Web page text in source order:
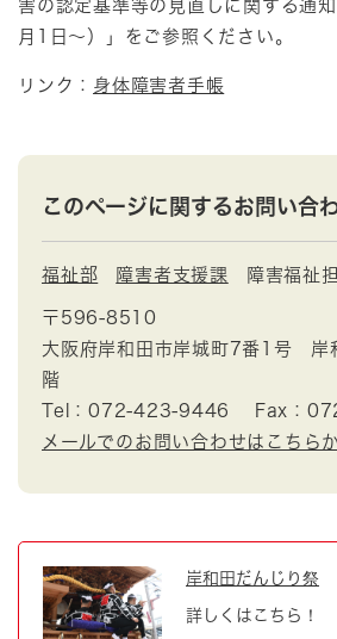
害の認定基準等の見直しに関する通
月1日～）」をご参照ください。
リンク： 身体障害者手帳
このページに関するお問い合
福祉部 障害者支援課 障害福祉
〒596-8510
大阪府岸和田市岸城町7番1号 岸
階
Tel：072-423-9446
Fax：
メールでのお問い合わせはこちら
岸和田だんじり祭
詳しくはこちら！